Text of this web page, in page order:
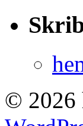
© 2026